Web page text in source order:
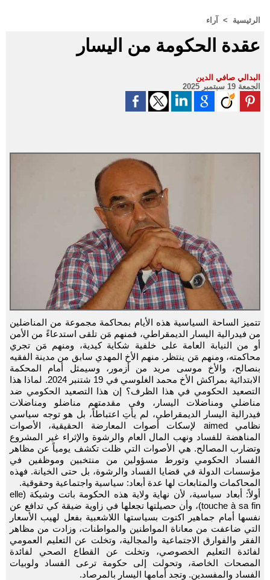
الرئيسية > آراء
عقدة الحكومة من اليسار
البدالي صافي الدين
الجمعة 19 سبتمبر 2025
تتميز الساحة السياسية هذه الأيام بمحاكمة مجموعة من المناضلين
من فيدرالية اليسار الديمقراطي، فمنهم مَن تلقى استدعاءً من الأمن
أو من النيابة العامة على خلفية شكاية كيدية، ومنهم مَن تجري
محاكمته، ومنهم مَن ينتظر. منهم الأخ المهدي سابق من مدينة الفقيه
بنصالح، والأخ موسى مريد من أزمور، وسيمثل أمام المحكمة
الابتدائية بمراكش الأخ محمد الغلوسي في 19 شتنبر 2024. لماذا هذا
التصعيد الحكومي في هذا الظرف؟ إن هذا التصعيد الحكومي ضد
مناضلي ومناضلات اليسار، وفي مقدمتهم مناضلو ومناضلات
فيدرالية اليسار الديمقراطي، لم يأتِ اعتباطاً، بل هو توجه سياسي
نظامي aimed لإسكات أصوات المعارضة الحقيقية، الأصوات
المناهضة للفساد ونهب المال العام والرشوة والإثراء غير المشروع
وتضارب المصالح. هي الأصوات التي ظلت تكشف يومياً عن مظاهر
الفساد الحكومي وتورط مسؤولين من منتخبين وموظفين في
مؤسسات الدولة في قضايا الفساد والرشوة، بل حتى الخيانة. فهذه
المحاكمات والمتابعات لها عدة أبعاد: سياسية واجتماعية وحقوقية.
أولاً: أبعاد سياسية، لأن نهاية ولاية هذه الحكومة باتت وشيكة (elle
touche à sa fin)، وأن حصيلتها تجعلها في زاوية ضيقة كي تدافع عن
نفسها أمام جماهير اكتوت بسياستها اللاشعبية بفعل لهيب الأسعار
التي ضاعفت من معاناة المواطنين والمواطنات، وزادت من مظاهر
الفقر والفوارق الاجتماعية والمجالية، وتخلت عن التعليم العمومي
لفائدة التعليم الخصوصي، وتخلت عن القطاع الصحي لفائدة
المصحات الخاصة، وتحولت إلى حكومة ترعى الفساد ولوبيات
الفساد والمفسدين. وتجد أمامها اليسار بالمرصاد.